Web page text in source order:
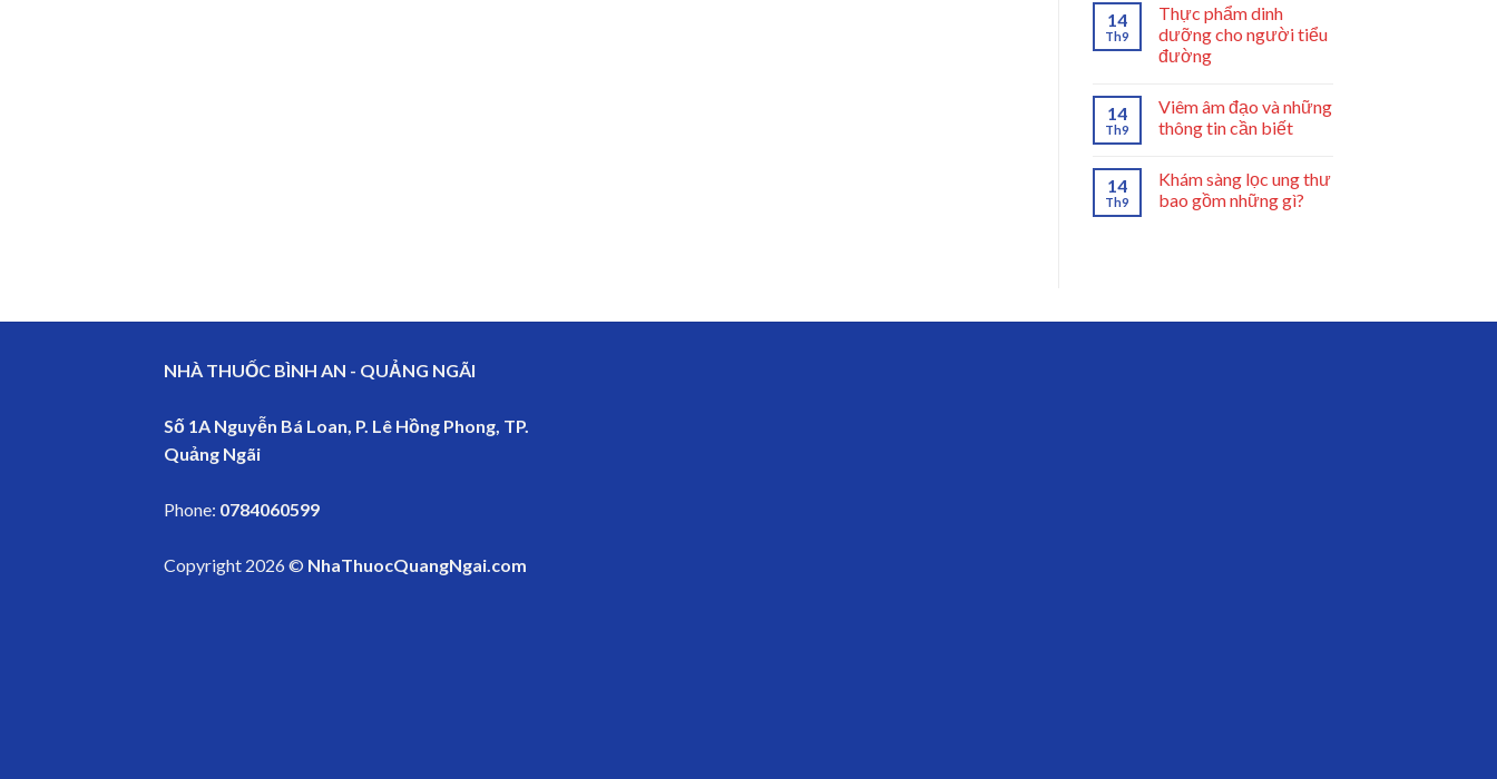
14
Th9
Thực phẩm dinh
dưỡng cho người tiểu
đường
14
Th9
Viêm âm đạo và những
thông tin cần biết
14
Th9
Khám sàng lọc ung thư
bao gồm những gì?
NHÀ THUỐC BÌNH AN - QUẢNG NGÃI
Số 1A Nguyễn Bá Loan, P. Lê Hồng Phong, TP.
Quảng Ngãi
Phone: 0784060599
Copyright 2026 © NhaThuocQuangNgai.com